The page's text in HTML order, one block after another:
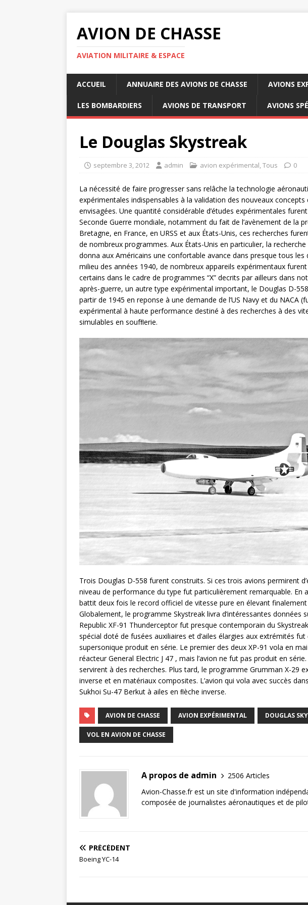
AVION DE CHASSE
AVIATION MILITAIRE & ESPACE
ACCUEIL ANNUAIRE DES AVIONS DE CHASSE AVIONS
LES BOMBARDIERS AVIONS DE TRANSPORT AVIONS
Le Douglas Skystreak
septembre 3, 2012 admin avion expérimental,Tous 0
La nécessité de faire progresser sans relâche la technologie
expérimentales indispensables à la validation des nouveaux
envisagées. Une quantité considérable d’études expérimentales
Seconde Guerre mondiale, notamment du fait de l’avènement de la
Bretagne, en France, en URSS et aux États-Unis, ces recherches
de nombreux programmes. Aux États-Unis en particulier, la
donna aux Américains une confortable avance dans presque tous les
milieu des années 1940, de nombreux appareils expérimentaux
certains dans le cadre de programmes “X” decrits par ailleurs dans
après-guerre, un autre type expérimental important, le Douglas D-
partir de 1945 en reponse à une demande de l’US Navy et du NACA
expérimental à haute performance destiné à des recherches à des
simulables en soufﬂerie.
Trois Douglas D-558 furent construits. Si ces trois avions permirent
niveau de performance du type fut particulièrement remarquable. En
battit deux fois le record officiel de vitesse pure en élevant
Globalement, le programme Skystreak livra d’intéressantes données
Republic XF-91 Thunderceptor fut presque contemporain du
spécial doté de fusées auxiliaires et d’ailes élargies aux extrémités
supersonique produit en série. Le premier des deux XP-91 vola en
réacteur General Electric J 47 , mais l’avion ne fut pas produit en
servirent à des recherches. Plus tard, le programme Grumman X-29
inverse et en matériaux composites. L’avion qui vola avec succès
Sukhoi Su-47 Berkut à ailes en ﬂèche inverse.
AVION DE CHASSE AVION EXPÉRIMENTAL DOUGLAS
VOL EN AVION DE CHASSE
A propos de admin
2506 Articles
Avion-Chasse.fr est un site d'information
composée de journalistes aéronautiques et de
PRÉCÉDENT
Boeing YC-14